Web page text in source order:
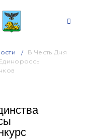
В Честь Дня